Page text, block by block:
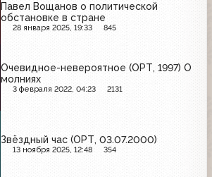
Павел Вощанов о политической
обстановке в стране
28 января 2025, 19:33 845
Очевидное-невероятное (ОРТ, 1997) О
молниях
3 февраля 2022, 04:23 2131
Звёздный час (ОРТ, 03.07.2000)
13 ноября 2025, 12:48 354